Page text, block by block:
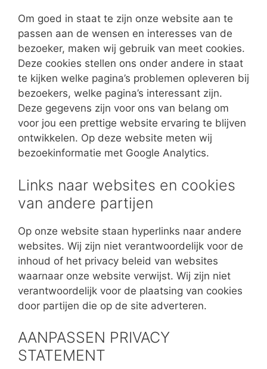
Om goed in staat te zijn onze website aan te
passen aan de wensen en interesses van de
bezoeker, maken wij gebruik van meet cookies.
Deze cookies stellen ons onder andere in staat
te kijken welke pagina’s problemen opleveren bij
bezoekers, welke pagina’s interessant zijn.
Deze gegevens zijn voor ons van belang om
voor jou een prettige website ervaring te blijven
ontwikkelen. Op deze website meten wij
bezoekinformatie met Google Analytics.
Links naar websites en cookies
van andere partijen
Op onze website staan hyperlinks naar andere
websites. Wij zijn niet verantwoordelijk voor de
inhoud of het privacy beleid van websites
waarnaar onze website verwijst. Wij zijn niet
verantwoordelijk voor de plaatsing van cookies
door partijen die op de site adverteren.
AANPASSEN PRIVACY
STATEMENT